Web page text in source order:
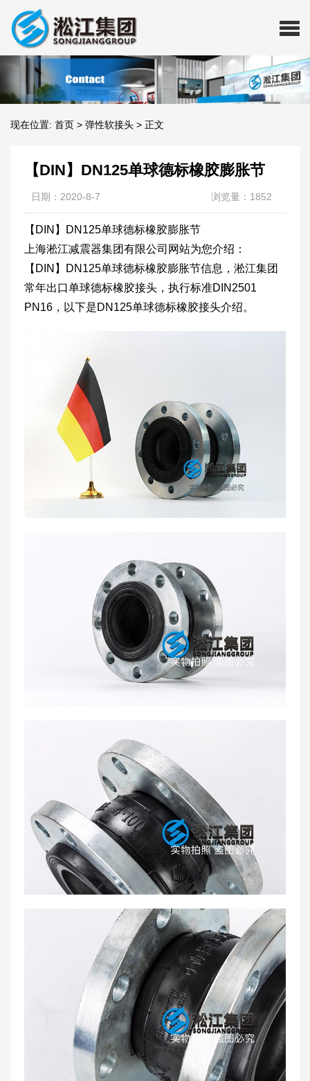
现在位置: 首页 > 弹性软接头 > 正文
【DIN】DN125单球德标橡胶膨胀节
日期：2020-8-7 浏览量：1852
【DIN】DN125单球德标橡胶膨胀节
上海淞江减震器集团有限公司网站为您介绍：
【DIN】DN125单球德标橡胶膨胀节信息，淞江集团
常年出口单球德标橡胶接头，执行标准DIN2501
PN16，以下是DN125单球德标橡胶接头介绍。